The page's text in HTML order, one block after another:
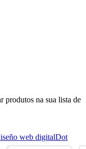
produtos na sua lista de
web digitalDot